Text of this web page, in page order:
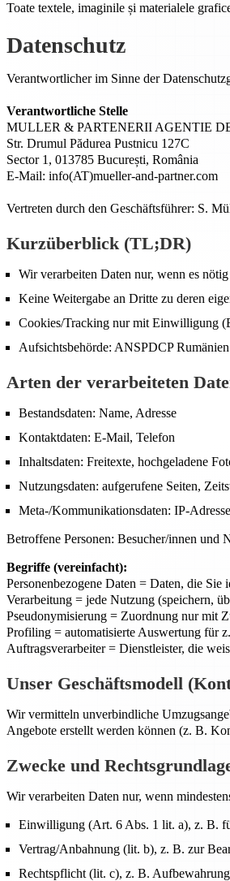
Toate textele, imaginile și materialele
Datenschutz
Verantwortlicher im Sinne der
Verantwortliche Stelle
MULLER & PARTENERII AGENTIE
Str. Drumul Pădurea Pustnicu 127C
Sector 1, 013785 București, România
E-Mail: info(AT)mueller-and-partner.com
Vertreten durch den Geschäftsführer: S.
Kurzüberblick (TL;DR)
Wir verarbeiten Daten nur, wenn es
Keine Weitergabe an Dritte zu deren
Cookies/Tracking nur mit Einwilligung
Aufsichtsbehörde: ANSPDCP
Arten der verarbeiteten
Bestandsdaten: Name, Adresse
Kontaktdaten: E-Mail, Telefon
Inhaltsdaten: Freitexte, hochgeladene
Nutzungsdaten: aufgerufene Seiten,
Meta-/Kommunikationsdaten: IP-
Betroffene Personen: Besucher/innen und
Begriffe (vereinfacht):
Personenbezogene Daten = Daten, die Sie
Verarbeitung = jede Nutzung (speichern,
Pseudonymisierung = Zuordnung nur mit
Profiling = automatisierte Auswertung für
Auftragsverarbeiter = Dienstleister, die
Unser Geschäftsmodell
Wir vermitteln unverbindliche
Angebote erstellt werden können (z. B.
Zwecke und
Wir verarbeiten Daten nur, wenn
Einwilligung (Art. 6 Abs. 1 lit. a), z. B.
Vertrag/Anbahnung (lit. b), z. B. zur
Rechtspflicht (lit. c), z. B.